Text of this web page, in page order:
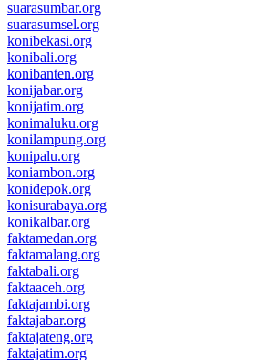
suarasumbar.org
suarasumsel.org
konibekasi.org
konibali.org
konibanten.org
konijabar.org
konijatim.org
konimaluku.org
konilampung.org
konipalu.org
koniambon.org
konidepok.org
konisurabaya.org
konikalbar.org
faktamedan.org
faktamalang.org
faktabali.org
faktaaceh.org
faktajambi.org
faktajabar.org
faktajateng.org
faktajatim.org